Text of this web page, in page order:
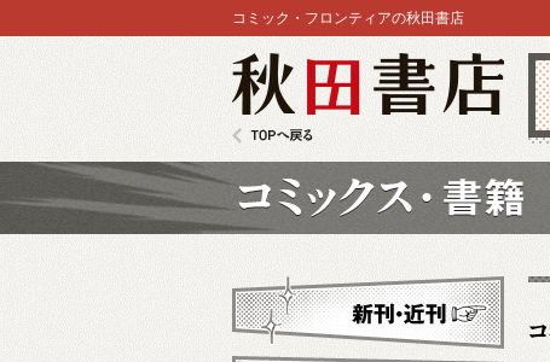
コミック・フロンティアの秋田書店